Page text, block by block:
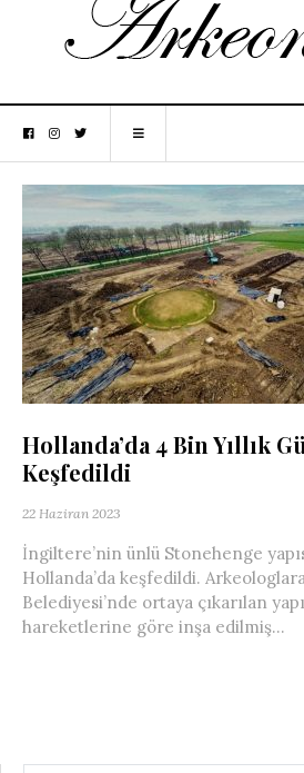
Hollanda’da 4 Bin Yıllık
Keşfedildi
22 Haziran 2023
İngiltere’nin ünlü Stonehenge
Hollanda’da keşfedildi.
Belediyesi’nde ortaya çıkarılan
hareketlerine göre inşa edilmiş...